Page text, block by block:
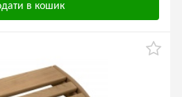
в кошик